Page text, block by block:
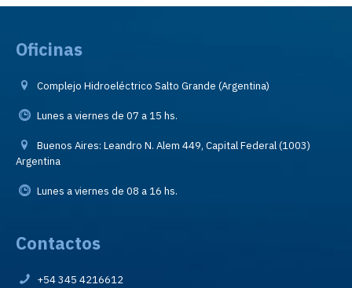
Oficinas
Complejo Hidroeléctrico Salto Grande (Argentina)
Lunes a viernes de 07 a 15 hs.
Buenos Aires: Leandro N. Alem 449, Capital Federal (1003)
Argentina
Lunes a viernes de 08 a 16 hs.
Contactos
+54 345 4216612